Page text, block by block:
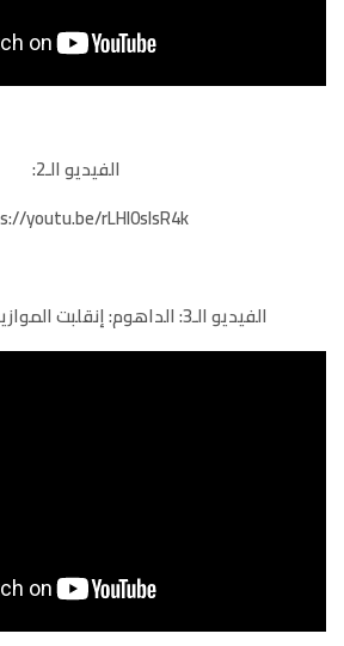
الفيديو الـ2:
youtu.be/rLHI0slsR4k
الفيديو الـ3: الداهوم: إنقلبت الموازين في هذا البلد: